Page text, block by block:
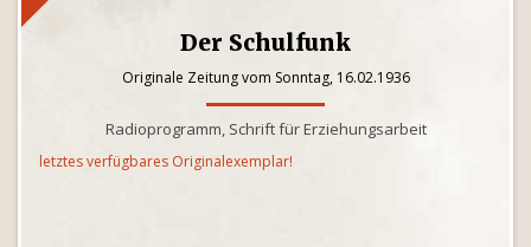
Der Schulfunk
Originale Zeitung vom Sonntag, 16.02.1936
Radioprogramm, Schrift für Erziehungsarbeit
letztes verfügbares Originalexemplar!